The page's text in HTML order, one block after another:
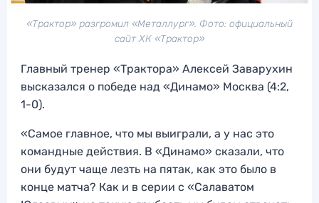
«Трактор» разгромил «Металлург». Фото: официальный
сайт ХК «Трактор»
Главный тренер «Трактора» Алексей Заварухин
высказался о победе над «Динамо» Москва (4:2,
1-0).
«Cамое главное, что мы выиграли, а у нас это
командные действия. В «Динамо» сказали, что
они будут чаще лезть на пятак, как это было в
конце матча? Как и в серии с «Салаватом